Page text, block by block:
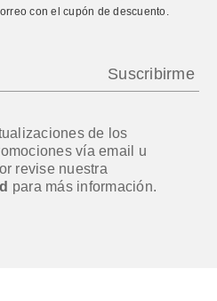
con el cupón de descuento.
de los
vía email u
revise nuestra
para más información.